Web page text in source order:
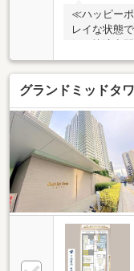
ください！
≪ハッピー
レイな状態
以上の広さ
室収納付き
き〇不在時
辺環境≫〇多
立地・徒歩
エツ』・徒
『マツモト
替えのご相
での対応も
グランドミッドタ